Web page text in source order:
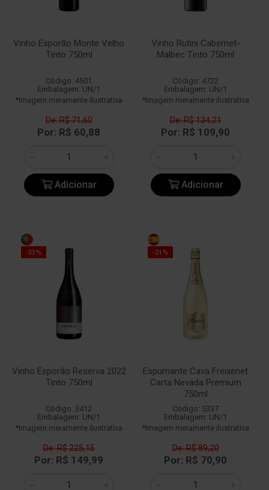
Vinho Esporão Monte Velho
Tinto 750ml
Código: 4501
Embalagem: UN/1
*Imagem meramente ilustrativa
De: R$ 71,60
Por: R$ 60,88
Adicionar
Vinho Rutini Cabernet-
Malbec Tinto 750ml
Código: 4722
Embalagem: UN/1
*Imagem meramente ilustrativa
De: R$ 134,21
Por: R$ 109,90
Adicionar
-33%
Vinho Esporão Reserva 2022
Tinto 750ml
Código: 3412
Embalagem: UN/1
*Imagem meramente ilustrativa
De: R$ 225,15
Por: R$ 149,99
-21%
Espumante Cava Freixenet
Carta Nevada Premium
750ml
Código: 5337
Embalagem: UN/1
*Imagem meramente ilustrativa
De: R$ 89,20
Por: R$ 70,90